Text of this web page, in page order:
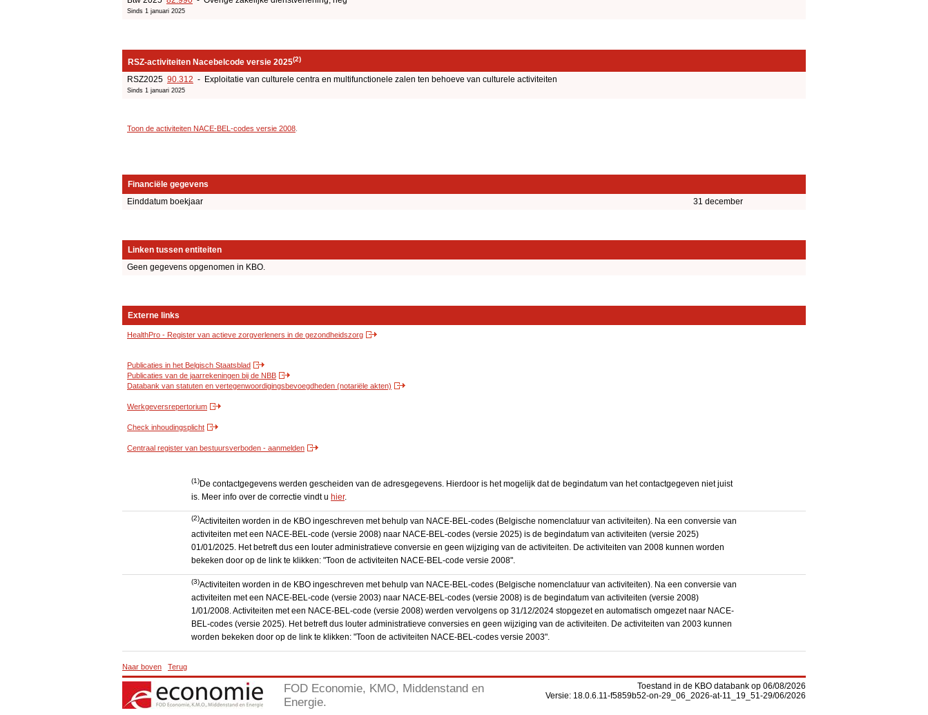
Sinds 1 januari 2025
RSZ-activiteiten Nacebelcode versie 2025(2)
RSZ2025 90.312 - Exploitatie van culturele centra en multifunctionele zalen ten behoeve van culturele activiteiten
Sinds 1 januari 2025
Toon de activiteiten NACE-BEL-codes versie 2008
Financiële gegevens
Einddatum boekjaar
31 december
Linken tussen entiteiten
Geen gegevens opgenomen in KBO.
Externe links
HealthPro - Register van actieve zorgverleners in de gezondheidszorg
Publicaties in het Belgisch Staatsblad
Publicaties van de jaarrekeningen bij de NBB
Databank van statuten en vertegenwoordigingsbevoegdheden (notariële akten)
Werkgeversrepertorium
Check inhoudingsplicht
Centraal register van bestuursverboden - aanmelden
(1)De contactgegevens werden gescheiden van de adresgegevens. Hierdoor is het mogelijk dat de begindatum van het contactgegeven niet juist
is. Meer info over de correctie vindt u hier.
(2)Activiteiten worden in de KBO ingeschreven met behulp van NACE-BEL-codes (Belgische nomenclatuur van activiteiten). Na een conversie van
activiteiten met een NACE-BEL-code (versie 2008) naar NACE-BEL-codes (versie 2025) is de begindatum van activiteiten (versie 2025)
01/01/2025. Het betreft dus een louter administratieve conversie en geen wijziging van de activiteiten. De activiteiten van 2008 kunnen worden
bekeken door op de link te klikken: "Toon de activiteiten NACE-BEL-code versie 2008".
(3)Activiteiten worden in de KBO ingeschreven met behulp van NACE-BEL-codes (Belgische nomenclatuur van activiteiten). Na een conversie van
activiteiten met een NACE-BEL-code (versie 2003) naar NACE-BEL-codes (versie 2008) is de begindatum van activiteiten (versie 2008)
1/01/2008. Activiteiten met een NACE-BEL-code (versie 2008) werden vervolgens op 31/12/2024 stopgezet en automatisch omgezet naar NACE-
BEL-codes (versie 2025). Het betreft dus louter administratieve conversies en geen wijziging van de activiteiten. De activiteiten van 2003 kunnen
worden bekeken door op de link te klikken: "Toon de activiteiten NACE-BEL-codes versie 2003".
Naar boven Terug
FOD Economie, KMO, Middenstand en
Energie.
Toestand in de KBO databank op 06/08/2026
Versie: 18.0.6.11-f5859b52-on-29_06_2026-at-11_19_51-29/06/2026